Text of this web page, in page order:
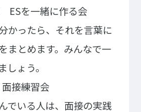
大学併修学科/研究科
キャリアセンター
イフ
部活・クラブ紹介
学生寮・マンション
ESを一緒に作る会
かったら、それを言葉に
まとめます。みんなで一
しょう。
接練習会
でいる人は、面接の実践